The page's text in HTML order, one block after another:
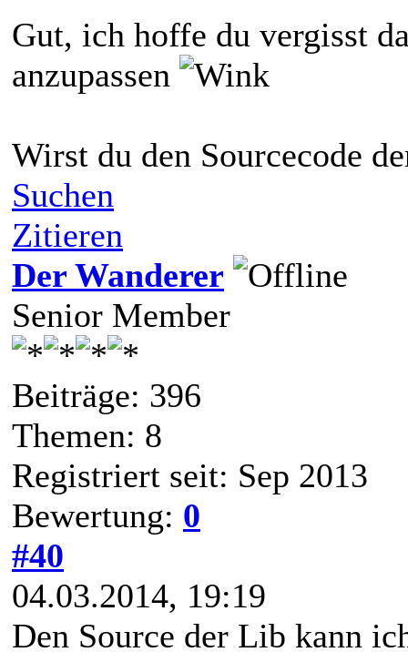
Gut, ich hoffe du vergisst
anzupassen
Wirst du den Sourcecode
Suchen
Zitieren
Der Wanderer
Senior Member
Beiträge: 396
Themen: 8
Registriert seit: Sep 2013
Bewertung: 0
#40
04.03.2014, 19:19
Den Source der Lib kann